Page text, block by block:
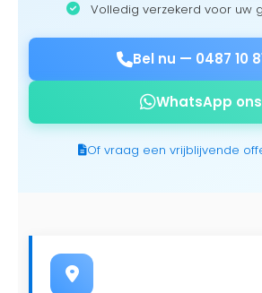
Volledig verzekerd voor uw
Bel nu — 0487 10
WhatsApp ons
Of vraag een vrijblijvende